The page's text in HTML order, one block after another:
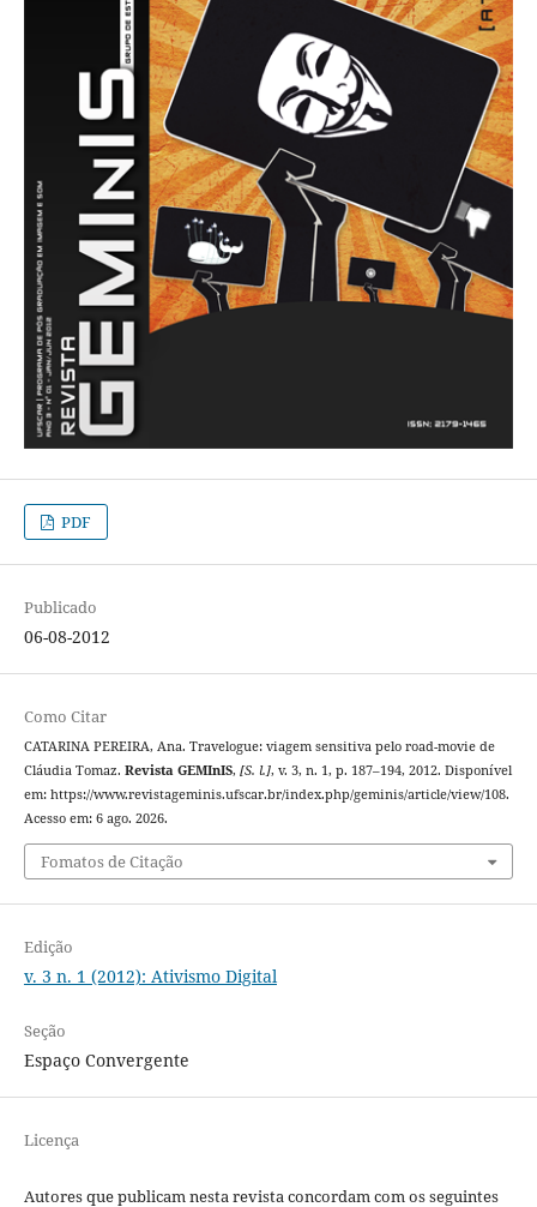
PDF
Publicado
06-08-2012
Como Citar
CATARINA PEREIRA, Ana. Travelogue: viagem sensitiva pelo road-movie de
Cláudia Tomaz. Revista GEMInIS, [S. l.], v. 3, n. 1, p. 187–194, 2012. Disponível
em: https://www.revistageminis.ufscar.br/index.php/geminis/article/view/108.
Acesso em: 6 ago. 2026.
Fomatos de Citação
Edição
v. 3 n. 1 (2012): Ativismo Digital
Seção
Espaço Convergente
Licença
Autores que publicam nesta revista concordam com os seguintes